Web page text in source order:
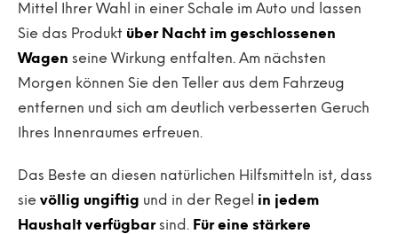
Mittel Ihrer Wahl in einer Schale im Auto und lassen
Sie das Produkt über Nacht im geschlossenen
Wagen seine Wirkung entfalten. Am nächsten
Morgen können Sie den Teller aus dem Fahrzeug
entfernen und sich am deutlich verbesserten Geruch
Ihres Innenraumes erfreuen.
Das Beste an diesen natürlichen Hilfsmitteln ist, dass
sie völlig ungiftig und in der Regel in jedem
Haushalt verfügbarsind. Für eine stärkere